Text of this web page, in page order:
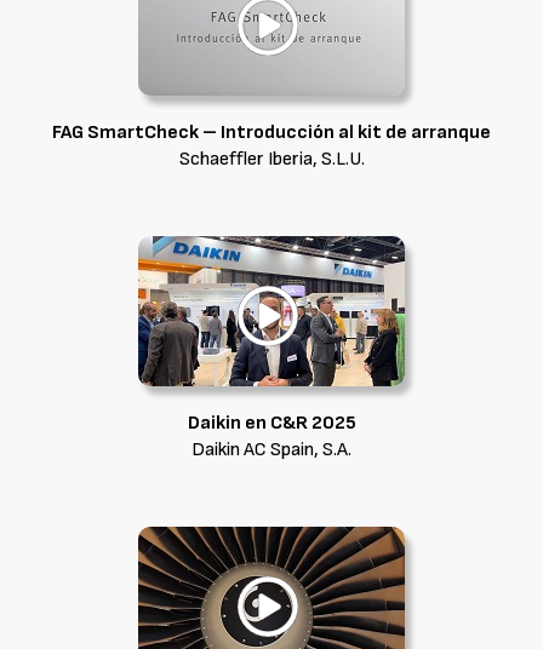
FAG SmartCheck – Introducción al kit de arranque
Schaeffler Iberia, S.L.U.
Daikin en C&R 2025
Daikin AC Spain, S.A.